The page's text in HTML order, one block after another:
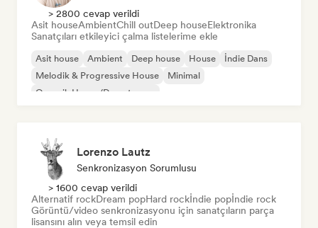
> 2800 cevap verildi
Asit houseAmbientChill outDeep houseElektronika
Sanatçıları etkileyici çalma listelerime ekle
Asit house Ambient Deep house House
İndie Dans
Melodik & Progressive House
Minimal
Organik House/Downtempo
Lorenzo Lautz
Senkronizasyon Sorumlusu
> 1600 cevap verildi
Alternatif rockDream popHard rockİndie popİndie rock
Görüntü/video senkronizasyonu için sanatçıların parça
lisansını alın veya temsil edin